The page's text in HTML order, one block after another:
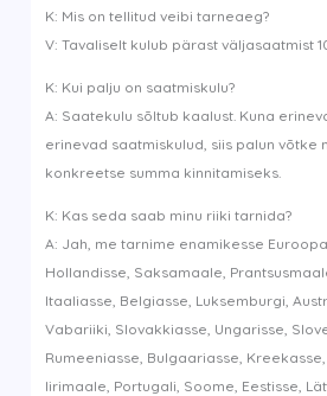
K: Mis on tellitud veibi tarneaeg?
V: Tavaliselt kulub pärast väljasaatmist
K: Kui palju on saatmiskulu?
A: Saatekulu sõltub kaalust. Kuna
erinevad saatmiskulud, siis palun võtke
konkreetse summa kinnitamiseks.
K: Kas seda saab minu riiki tarnida?
A: Jah, me tarnime enamikesse
Hollandisse, Saksamaale,
Itaaliasse, Belgiasse, Luksemburgi,
Vabariiki, Slovakkiasse, Ungarisse,
Rumeeniasse, Bulgaariasse, Kreekasse,
Iirimaale, Portugali, Soome, Eestisse,